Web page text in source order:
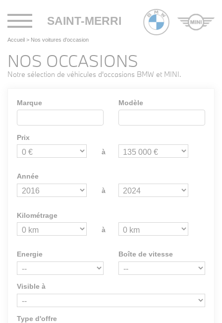
SAINT-MERRI
Toggle
navigation
Accueil > Nos voitures d'occasion
NOS OCCASIONS
Notre sélection de véhicules d'occasions BMW et MINI.
Marque Modèle
Prix
à
Année
à
Kilométrage
à
Energie Boîte de vitesse
Visible à
Type d'offre